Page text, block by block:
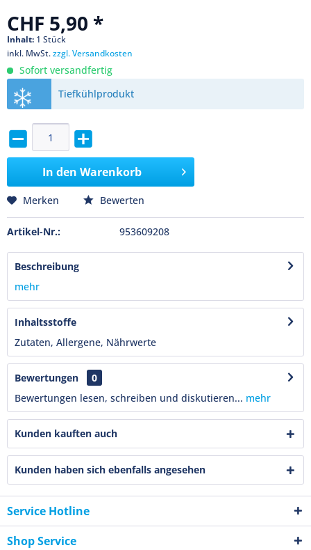
CHF 5,90 *
Inhalt: 1 Stück
inkl. MwSt.zzgl. Versandkosten
Sofort versandfertig
Tiefkühlprodukt
In den Warenkorb
Merken Bewerten
Artikel-Nr.: 953609208
Beschreibung
mehr
Inhaltsstoffe
Zutaten, Allergene, Nährwerte
Bewertungen
0
Bewertungen lesen, schreiben und diskutieren... mehr
Kunden kauften auch
Kunden haben sich ebenfalls angesehen
Service Hotline
Shop Service